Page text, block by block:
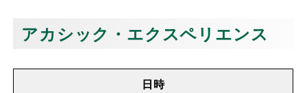
アカシック・エクスペリエンス
日時